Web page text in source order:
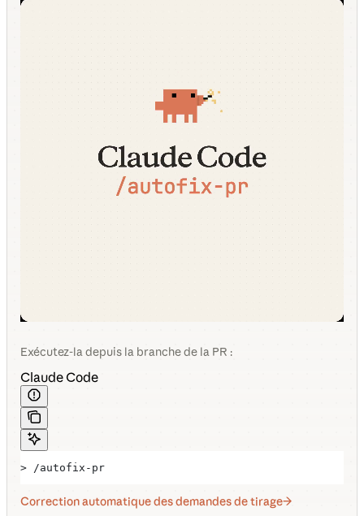
Exécutez-la depuis la branche de la PR :
Claude Code
> /autofix-pr
Correction automatique des demandes de tirage